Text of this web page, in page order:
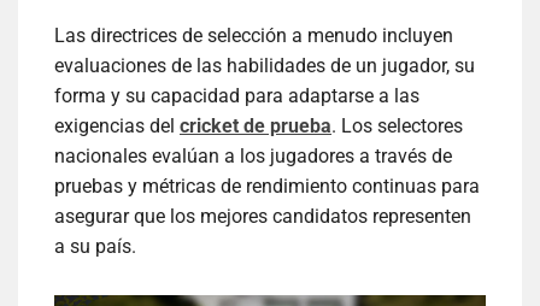
Las directrices de selección a menudo incluyen
evaluaciones de las habilidades de un jugador, su
forma y su capacidad para adaptarse a las
exigencias del cricket de prueba. Los selectores
nacionales evalúan a los jugadores a través de
pruebas y métricas de rendimiento continuas para
asegurar que los mejores candidatos representen
a su país.